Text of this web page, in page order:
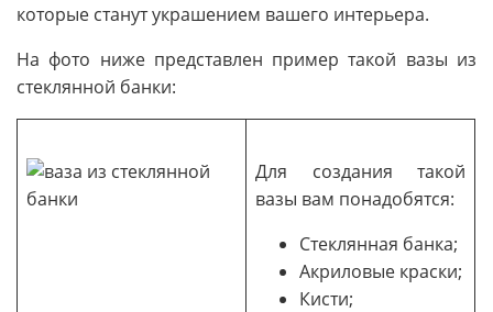
которые станут украшением вашего интерьера.
На фото ниже представлен пример такой вазы из
стеклянной банки:
Для создания такой
вазы вам понадобятся:
Стеклянная банка;
Акриловые краски;
Кисти;